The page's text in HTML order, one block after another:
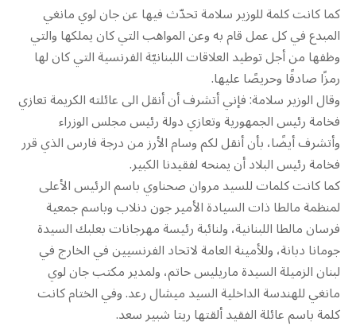
كما كانت كلمة للوزير سلامة تحدّث فيها عن جان لوي مانغي
المبدع في كل عمل قام به وعن المواهب التي كان يملكها والتي
وظفها من أجل توطيد العلاقات اللبنانيّة الفرنسية التي كان لها
رمزًا صادقًا وحريصًا عليها.
وقال الوزير سلامة: فإني أتشرف أن أنقل الى عائلته الكريمة تعازي
فخامة رئيس الجمهورية وتعازي دولة رئيس مجلس الوزراء
وأتشرف أيضًا، بأن أنقل لكم وسام الأرز من درجة فارس الذي قرر
فخامة رئيس البلاد أن يمنحه لفقيدنا الكبير.
كما كانت كلمات للسيد مروان صحناوي باسم الرئيس الأعلى
لمنظمة مالطا ذات السيادة الأمير جون دنلاب وباسم جمعية
فرسان مالطا اللبنانية، ولنائبة رئيسة مهرجانات بعلبك السيدة
جومانا دبانة، وللأمينة العامة لاتحاد الفرنسيين في الخارج في
لبنان الزميلة السيدة ماريليس حاتم، ولمدير مكتب جان لوي
مانغي للهندسة الداخلية السيد ميشال رعد. وفي الختام كانت
كلمة باسم عائلة الفقيد ألقتها ريتا شبير سعد.